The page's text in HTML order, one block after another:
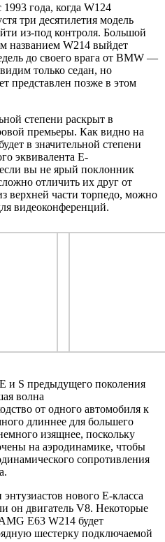
1993 года, когда W124
три десятилетия модель
из-под контроля. Большой
названием W214 выйдет
до своего врага от BMW —
только седан, но
представлен позже в этом
степени раскрыт в
премьеры. Как видно на
в значительной степени
эквивалента E-
вы не ярый поклонник
отличить их друг от
верхней части торпедо, можно
видеоконференций.
и S предыдущего поколения
волна
от одного автомобиля к
длиннее для большего
изящнее, поскольку
на аэродинамике, чтобы
сопротивления
нового E-класса
он двигатель V8. Некоторые
E63 W214 будет
шестерку подключаемой